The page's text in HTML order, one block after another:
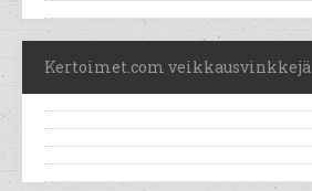
Kertoimet.com veikkausvinkkejä